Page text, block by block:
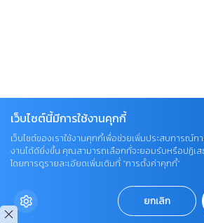
เว็บไซต์นี้มีการใช้งานคุกกี้
เว็บไซต์ของเราใช้งานคุกกี้เพื่อช่วยเพิ่มประสบการณ์กา
งานได้ดียิ่งขึ้น คุณสามารถเลือกที่จะยอมรับหรือปฏิเส
โดยการดูรายละเอียดเพิ่มเติมที่ “การตั้งค่าคุกกี้”
ยกเลิก